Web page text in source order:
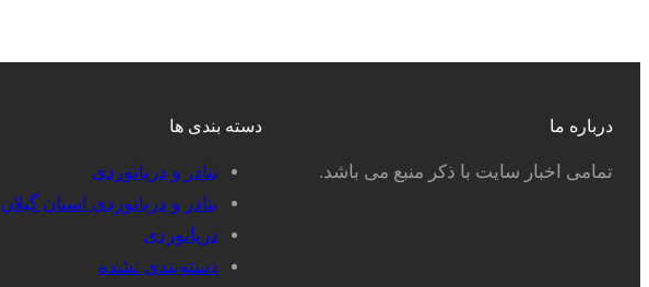
درباره ما
تمامی اخبار سایت با ذکر منبع می باشد.
دسته بندی ها
بنادر و دریانوردی
بنادر و دریانوردی استان گیلان
دریانوردی
دسته‌بندی نشده